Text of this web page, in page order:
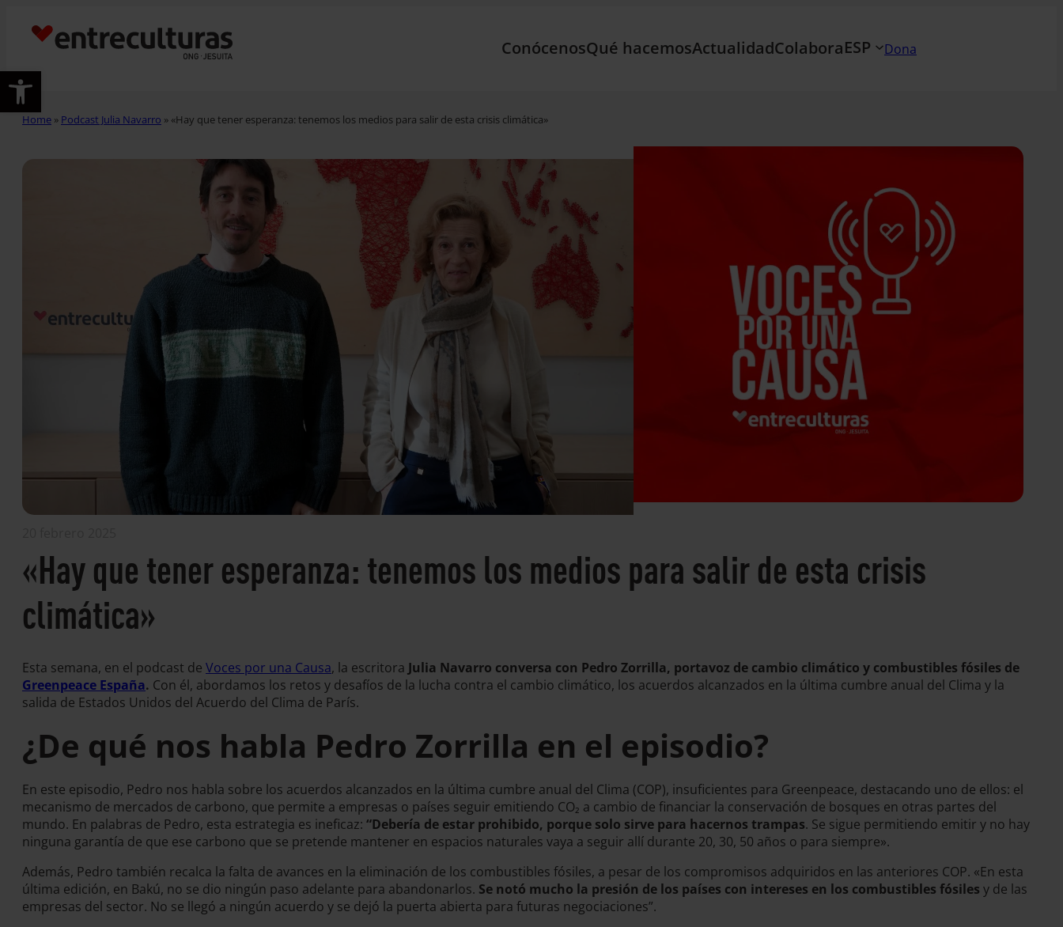
Abrir barra de herramientas
ConócenosQué hacemosActualidadColaboraESP Dona
Home » Podcast Julia Navarro » «Hay que tener esperanza: tenemos los medios para salir de esta crisis climática»
«Hay que tener esperanza: tenemos los medios para salir de esta crisis
climática»
Esta semana, en el podcast de Voces por una Causa, la escritora Julia Navarro conversa con Pedro Zorrilla, portavoz de cambio climático y combustibles fósiles de
Greenpeace España. Con él, abordamos los retos y desafíos de la lucha contra el cambio climático, los acuerdos alcanzados en la última cumbre anual del Clima y la
salida de Estados Unidos del Acuerdo del Clima de París.
¿De qué nos habla Pedro Zorrilla en el episodio?
En este episodio, Pedro nos habla sobre los acuerdos alcanzados en la última cumbre anual del Clima (COP), insuficientes para Greenpeace, destacando uno de ellos: el
mecanismo de mercados de carbono, que permite a empresas o países seguir emitiendo CO₂ a cambio de financiar la conservación de bosques en otras partes del
mundo. En palabras de Pedro, esta estrategia es ineficaz: “Debería de estar prohibido, porque solo sirve para hacernos trampas. Se sigue permitiendo emitir y no hay
ninguna garantía de que ese carbono que se pretende mantener en espacios naturales vaya a seguir allí durante 20, 30, 50 años o para siempre».
Además, Pedro también recalca la falta de avances en la eliminación de los combustibles fósiles, a pesar de los compromisos adquiridos en las anteriores COP. «En esta
última edición, en Bakú, no se dio ningún paso adelante para abandonarlos. Se notó mucho la presión de los países con intereses en los combustibles fósiles y de las
empresas del sector. No se llegó a ningún acuerdo y se dejó la puerta abierta para futuras negociaciones”.